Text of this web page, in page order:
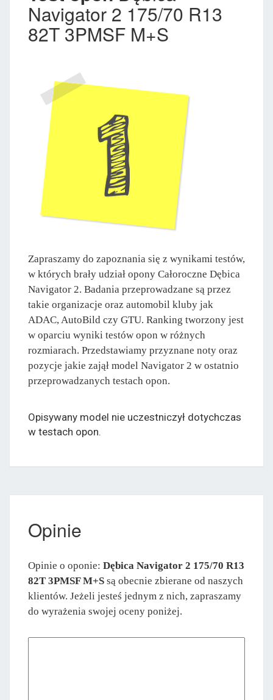
Navigator 2 175/70 R13
82T 3PMSF M+S
Zapraszamy do zapoznania się z wynikami testów,
w których brały udział opony Całoroczne Dębica
Navigator 2. Badania przeprowadzane są przez
takie organizacje oraz automobil kluby jak
ADAC, AutoBild czy GTU. Ranking tworzony jest
w oparciu wyniki testów opon w różnych
rozmiarach. Przedstawiamy przyznane noty oraz
pozycje jakie zajął model Navigator 2 w ostatnio
przeprowadzanych testach opon.
Opisywany model nie uczestniczył dotychczas
w testach opon.
Opinie
Opinie o oponie: Dębica Navigator 2 175/70 R13
82T 3PMSF M+S są obecnie zbierane od naszych
klientów. Jeżeli jesteś jednym z nich, zapraszamy
do wyrażenia swojej oceny poniżej.